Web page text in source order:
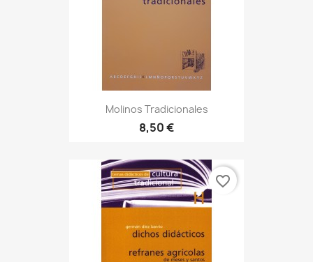
Molinos Tradicionales
8,50 €
favorite_border